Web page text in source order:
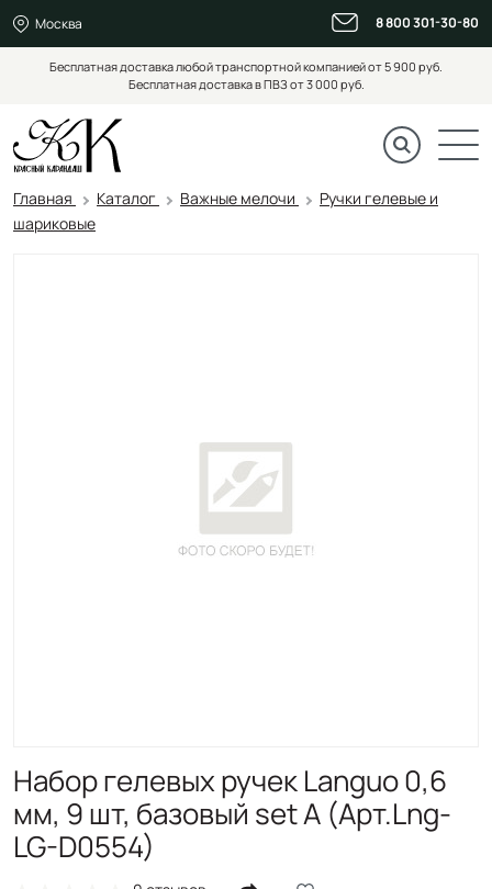
Москва 8 800 301-30-80
Бесплатная доставка любой транспортной компанией от 5 900 руб.
Бесплатная доставка в ПВЗ от 3 000 руб.
Главная Каталог Важные мелочи
Ручки гелевые и
шариковые
Набор гелевых ручек Languo 0,6
мм, 9 шт, базовый set A (Арт.Lng-
LG-D0554)